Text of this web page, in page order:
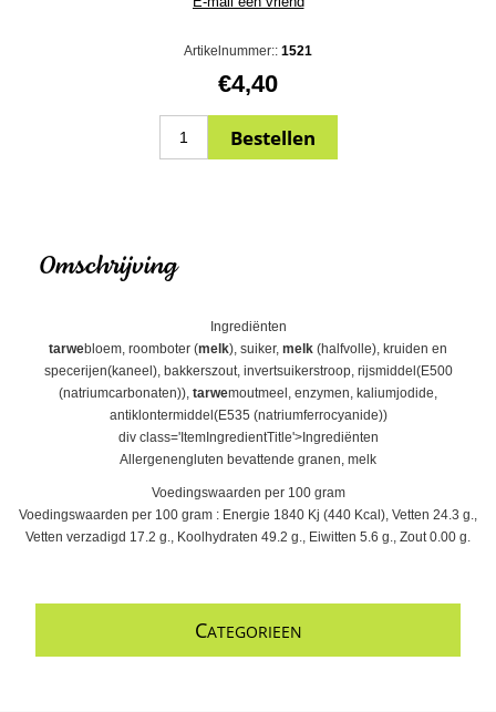
Artikelnummer:: 1521
€4,40
Omschrijving
Ingrediënten
tarwebloem, roomboter (melk), suiker, melk (halfvolle), kruiden en
specerijen(kaneel), bakkerszout, invertsuikerstroop, rijsmiddel(E500
(natriumcarbonaten)), tarwemoutmeel, enzymen, kaliumjodide,
antiklontermiddel(E535 (natriumferrocyanide))
div class='ItemIngredientTitle'>Ingrediënten
Allergenengluten bevattende granen, melk
Voedingswaarden per 100 gram
Voedingswaarden per 100 gram : Energie 1840 Kj (440 Kcal), Vetten 24.3 g.,
Vetten verzadigd 17.2 g., Koolhydraten 49.2 g., Eiwitten 5.6 g., Zout 0.00 g.
CATEGORIEEN